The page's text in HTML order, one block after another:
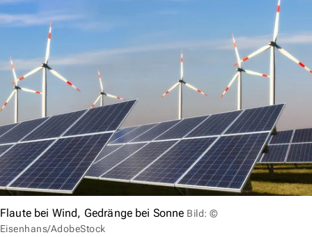
Flaute bei Wind, Gedränge bei Sonne Bild: ©
Eisenhans/AdobeStock